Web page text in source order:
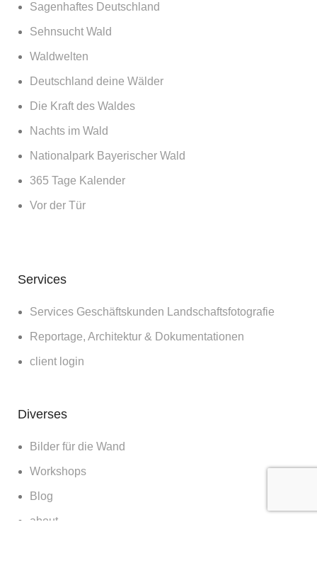
Sagenhaftes Deutschland
Sehnsucht Wald
Waldwelten
Deutschland deine Wälder
Die Kraft des Waldes
Nachts im Wald
Nationalpark Bayerischer Wald
365 Tage Kalender
Vor der Tür
Services
Services Geschäftskunden Landschaftsfotografie
Reportage, Architektur & Dokumentationen
client login
Diverses
Bilder für die Wand
Workshops
Blog
about